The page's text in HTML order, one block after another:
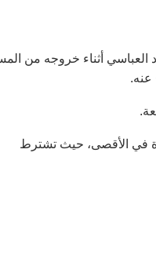
العباسي أثناء خروجه من
عنه.
في الأقصى، حيث تشترط